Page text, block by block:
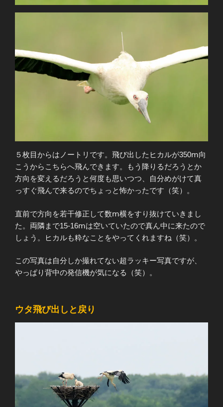
５枚目からはノートリです。飛び出したヒカルが350ⅿ向
こうからこちらへ飛んできます。もう降りるだろうとか
方向を変えるだろうと何度も思いつつ、自分めがけて真
っすぐ飛んで来るのでちょっと怖かったです（笑）。
直前で方向を若干修正して数ⅿ横をすり抜けていきまし
た。両隣まで15-16ⅿは空いていたので真ん中に来たので
しょう。ヒカルも粋なことをやってくれますね（笑）。
この写真は自分しか撮れてない超ラッキー写真ですが、
やっぱり背中の発信機が気になる（笑）。
ウタ飛び出しと戻り